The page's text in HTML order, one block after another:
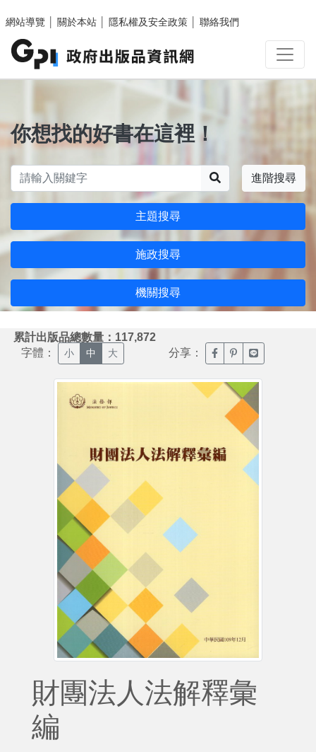
網站導覽
關於本站 隱私權及安全政策 聯絡我們
你想找的好書在這裡！
進階搜尋
主題搜尋
施政搜尋
機關搜尋
累計出版品總數量：117,872
字體： 小 中 大 分享： 臉書分享(另開新視窗)
噗浪分享(另開新
Line分享(另
財團法人法解釋彙
編